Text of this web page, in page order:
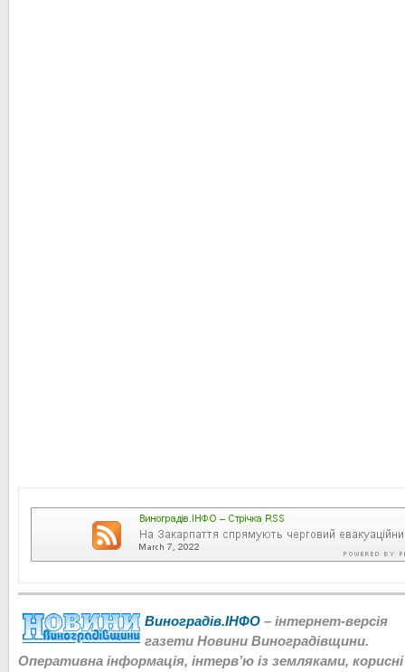
Виноградів.ІНФО – інтернет-версія
газети Новини Виноградівщини.
Оперативна інформація, інтерв’ю із земляками, корисні